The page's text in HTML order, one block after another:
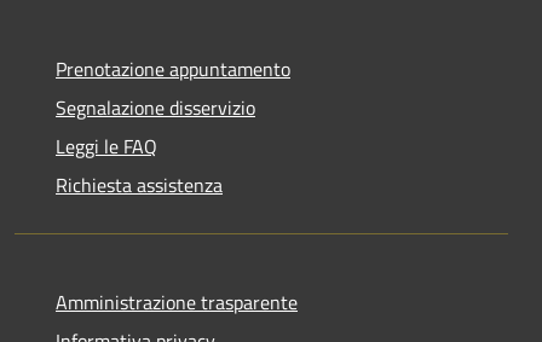
Prenotazione appuntamento
Segnalazione disservizio
Leggi le FAQ
Richiesta assistenza
Amministrazione trasparente